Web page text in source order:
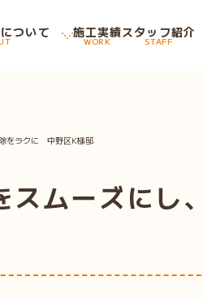
ついて 施工実績
WORK
スタッフ紹介
STAFF
をラクに 中野区K様邸
ムーズにし